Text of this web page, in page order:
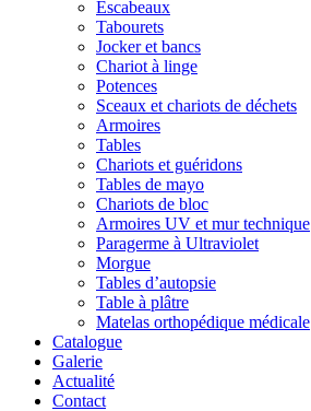
Escabeaux
Tabourets
Jocker et bancs
Chariot à linge
Potences
Sceaux et chariots de déchets
Armoires
Tables
Chariots et guéridons
Tables de mayo
Chariots de bloc
Armoires UV et mur technique
Paragerme à Ultraviolet
Morgue
Tables d’autopsie
Table à plâtre
Matelas orthopédique médicale
Catalogue
Galerie
Actualité
Contact